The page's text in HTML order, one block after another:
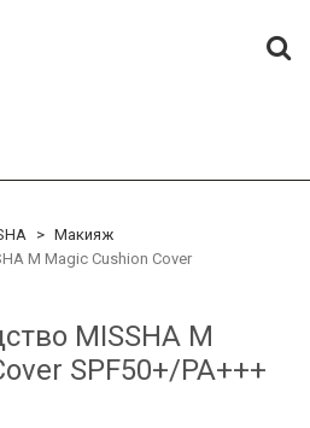
Макияж
M Magic Cushion Cover
MISSHA M
SPF50+/PA+++